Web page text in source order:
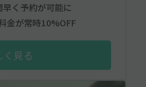
く予約が可能に
金が常時10%OFF
く見る